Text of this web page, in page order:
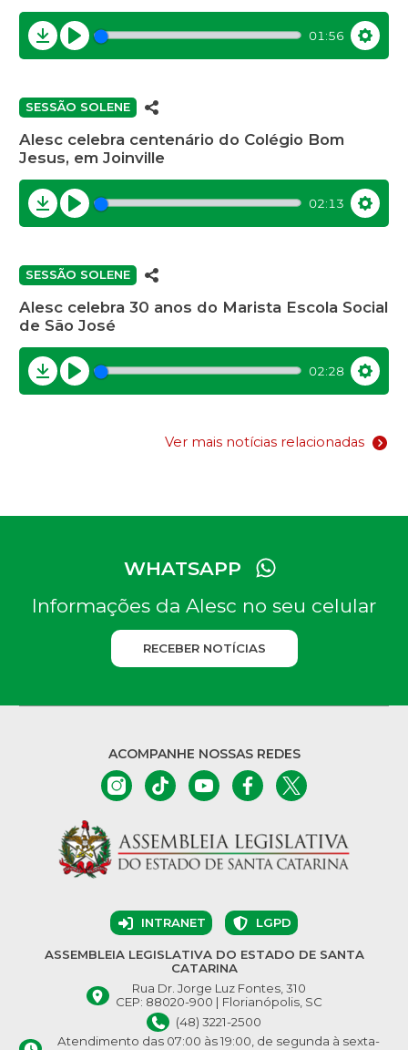
Download
Play
01:56
SESSÃO SOLENE
Alesc celebra centenário do Colégio Bom
Jesus, em Joinville
Download
Play
02:13
SESSÃO SOLENE
Alesc celebra 30 anos do Marista Escola Social
de São José
Download
Play
02:28
Ver mais notícias relacionadas
WHATSAPP
Informações da Alesc no seu celular
RECEBER NOTÍCIAS
ACOMPANHE NOSSAS REDES
INTRANET LGPD
ASSEMBLEIA LEGISLATIVA DO ESTADO DE SANTA
CATARINA
Rua Dr. Jorge Luz Fontes, 310
CEP: 88020-900 | Florianópolis, SC
(48) 3221-2500
Atendimento das 07:00 às 19:00, de segunda à sexta-